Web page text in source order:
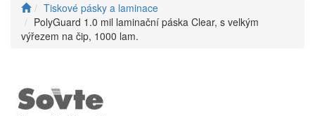
Tiskové pásky a laminace
PolyGuard 1.0 mil laminační páska Clear, s velkým
výřezem na čip, 1000 lam.